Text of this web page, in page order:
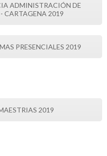
ADMINISTRACIÓN DE
CARTAGENA 2019
PRESENCIALES 2019
2019